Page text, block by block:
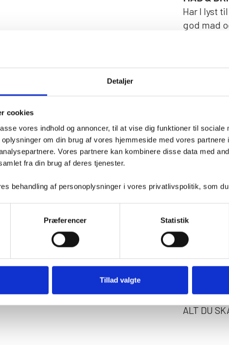
Detaljer
cookies
vores indhold og annoncer, til at vise dig funktioner til sociale
om din brug af vores hjemmeside med vores partnere
Vores partnere kan kombinere disse data med
fra din brug af deres tjenester.
behandling af personoplysninger i vores privatlivspolitik, som
Præferencer Statistik
Tillad valgte
Har I lyst
god mad
bord i
Booking
lækre
priser.
I kan
jeres
FØRSTE
Er det
besøg hos
altid
hvis du
noget.
ALT DU